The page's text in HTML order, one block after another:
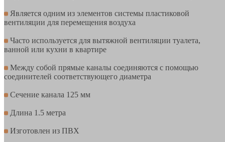
Является одним из элементов системы пластиковой
вентиляции для перемещения воздуха
Часто используется для вытяжной вентиляции туалета,
ванной или кухни в квартире
Между собой прямые каналы соединяются с помощью
соединителей соответствующего диаметра
Сечение канала 125 мм
Длина 1.5 метра
Изготовлен из ПВХ